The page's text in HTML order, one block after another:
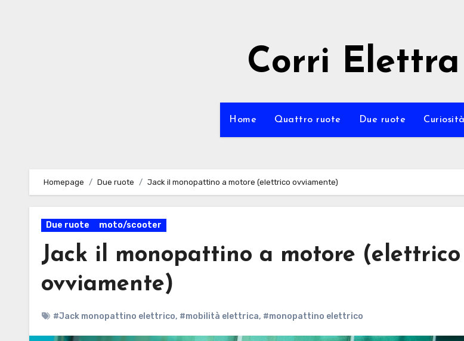
Corri
Home Quattro ruote Due ruote Curiosità
Homepage Due ruote Jack il monopattino a motore (elettrico ovviamente)
Due ruote moto/scooter
Jack il monopattino a motore (elettrico
ovviamente)
#Jack monopattino elettrico, #mobilità elettrica, #monopattino elettrico